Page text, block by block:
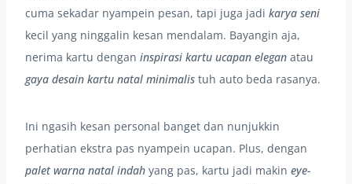
cuma sekadar nyampein pesan, tapi juga jadi karya seni
kecil yang ninggalin kesan mendalam. Bayangin aja,
nerima kartu dengan inspirasi kartu ucapan elegan atau
gaya desain kartu natal minimalis tuh auto beda rasanya.
Ini ngasih kesan personal banget dan nunjukkin
perhatian ekstra pas nyampein ucapan. Plus, dengan
palet warna natal indah yang pas, kartu jadi makin eye-